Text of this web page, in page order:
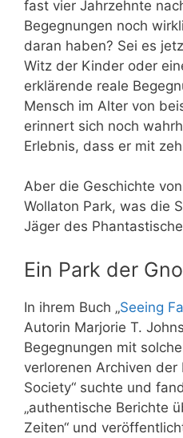
fast vier Jahrzehnte
Begegnungen noch
daran haben? Sei es
Witz der Kinder oder
erklärende reale
Mensch im Alter von
erinnert sich noch
Erlebnis, dass er mit
Aber die Geschichte
Wollaton Park, was die
Jäger des
Ein Park der
In ihrem Buch „Seeing
Autorin Marjorie T.
Begegnungen mit
verlorenen Archiven der
Society“ suchte und
„authentische Berichte
Zeiten“ und